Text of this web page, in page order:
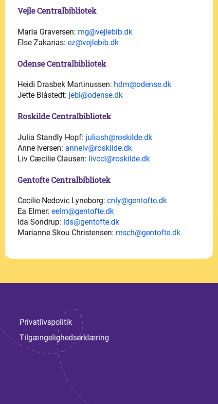
Vejle Centralbibliotek
Maria Graversen: mg@vejlebib.dk
Else Zakarias: ez@vejlebib.dk
Odense Centralbibliotek
Heidi Drasbek Martinussen: hdm@odense.dk
Jette Blåstedt: jebl@odense.dk
Roskilde Centralbibliotek
Julia Standly Hopf: juliash@roskilde.dk
Anne Iversen: anneiv@roskilde.dk
Liv Cæcilie Clausen: livccl@roskilde.dk
Gentofte Centralbibliotek
Cecilie Nedovic Lyneborg: cnly@gentofte.dk
Ea Elmer: eelm@gentofte.dk
Ida Sondrup: ids@gentofte.dk
Marianne Skou Christensen: msch@gentofte.dk
Privatlivspolitik
Tilgængelighedserklæring